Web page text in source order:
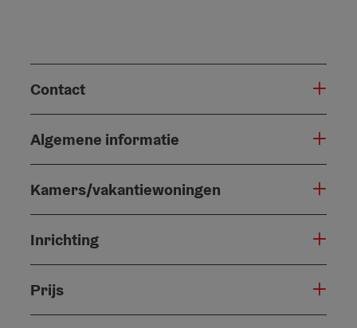
Contact
Algemene informatie
Kamers/vakantiewoningen
Inrichting
Prijs